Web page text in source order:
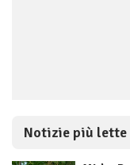
Notizie più lette